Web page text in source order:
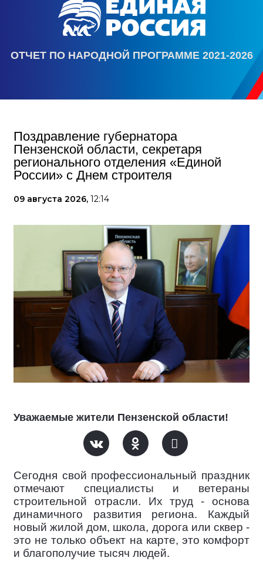
ОТЧЕТ ПО НАРОДНОЙ ПРОГРАММЕ 2021-2026
Поздравление губернатора
Пензенской области, секретаря
регионального отделения «Единой
России» с Днем строителя
09 августа 2026, 12:14
Уважаемые жители Пензенской области!
Сегодня свой профессиональный праздник
отмечают специалисты и ветераны
строительной отрасли. Их труд - основа
динамичного развития региона. Каждый
новый жилой дом, школа, дорога или сквер -
это не только объект на карте, это комфорт
и благополучие тысяч людей.